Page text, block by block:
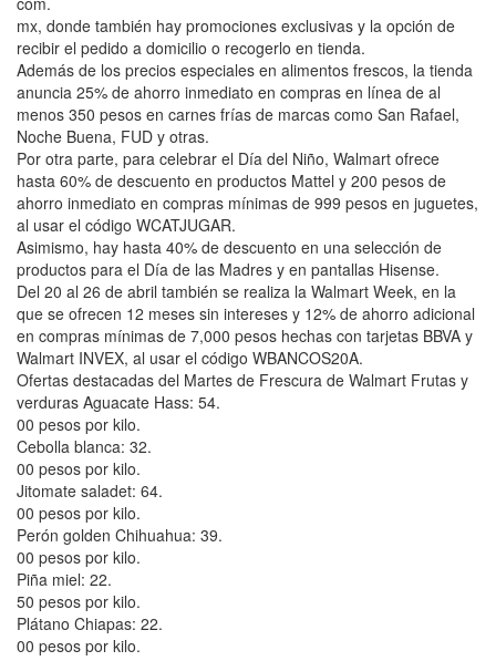
mx, donde también hay promociones exclusivas y la opción de
recibir el pedido a domicilio o recogerlo en tienda.
Además de los precios especiales en alimentos frescos, la tienda
anuncia 25% de ahorro inmediato en compras en línea de al
menos 350 pesos en carnes frías de marcas como San Rafael,
Noche Buena, FUD y otras.
Por otra parte, para celebrar el Día del Niño, Walmart ofrece
hasta 60% de descuento en productos Mattel y 200 pesos de
ahorro inmediato en compras mínimas de 999 pesos en juguetes,
al usar el código WCATJUGAR.
Asimismo, hay hasta 40% de descuento en una selección de
productos para el Día de las Madres y en pantallas Hisense.
Del 20 al 26 de abril también se realiza la Walmart Week, en la
que se ofrecen 12 meses sin intereses y 12% de ahorro adicional
en compras mínimas de 7,000 pesos hechas con tarjetas BBVA y
Walmart INVEX, al usar el código WBANCOS20A.
Ofertas destacadas del Martes de Frescura de Walmart Frutas y
verduras Aguacate Hass: 54.
00 pesos por kilo.
Cebolla blanca: 32.
00 pesos por kilo.
Jitomate saladet: 64.
00 pesos por kilo.
Perón golden Chihuahua: 39.
00 pesos por kilo.
Piña miel: 22.
50 pesos por kilo.
Plátano Chiapas: 22.
00 pesos por kilo.